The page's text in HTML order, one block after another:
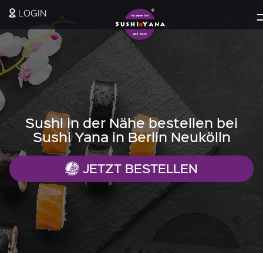
LOGIN
Sushi in der Nähe bestellen bei
Sushi Yana in Berlin Neukölln
JETZT BESTELLEN